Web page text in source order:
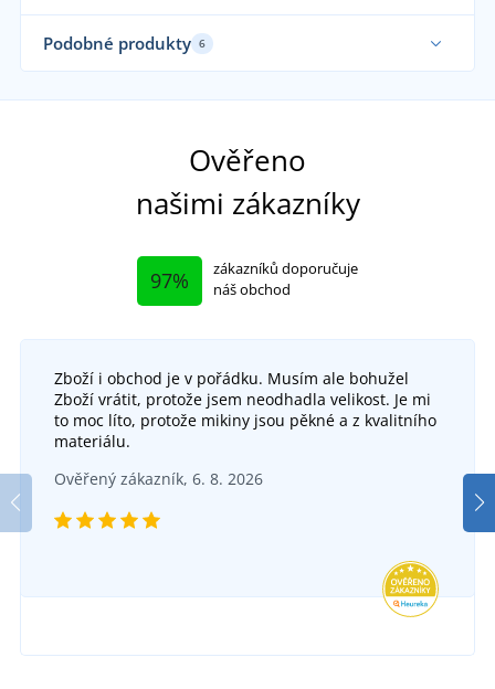
Pracovní flanelová košile Jonah
DO 5 DNŮ
Podobné produkty 6
Flanelová košile ARDON OPTIFLANNELS
593 Kč
Ověřeno
našimi zákazníky
97%
zákazníků doporučuje
náš obchod
Zboží i obchod je v pořádku. Musím ale bohužel
Zboží vrátit, protože jsem neodhadla velikost. Je mi
to moc líto, protože mikiny jsou pěkné a z kvalitního
materiálu.
Ověřený zákazník, 6. 8. 2026